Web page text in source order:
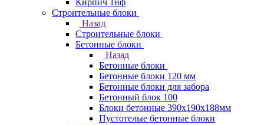
Кирпич 1нф
Строительные блоки
Назад
Строительные блоки
Бетонные блоки
Назад
Бетонные блоки
Бетонные блоки 120 мм
Бетонные блоки для забора
Бетонный блок 100
Блоки бетонные 390х190х188мм
Пустотелые бетонные блоки